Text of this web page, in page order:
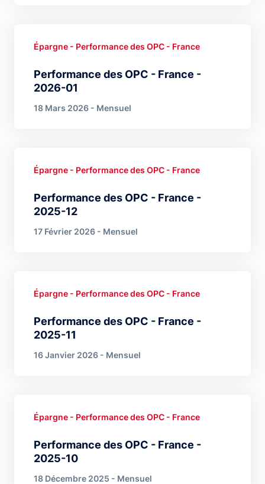
Performance des OPC - France -
2026-01
Épargne - Performance des OPC - France
18 Mars 2026 - Mensuel
Performance des OPC - France -
2025-12
Épargne - Performance des OPC - France
17 Février 2026 - Mensuel
Performance des OPC - France -
2025-11
Épargne - Performance des OPC - France
16 Janvier 2026 - Mensuel
Performance des OPC - France -
2025-10
Épargne - Performance des OPC - France
18 Décembre 2025 - Mensuel